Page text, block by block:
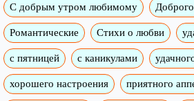
C добрым утром любимому
Романтические Стихи о любви
c пятницей с каникулами
хорошего настроения приятного